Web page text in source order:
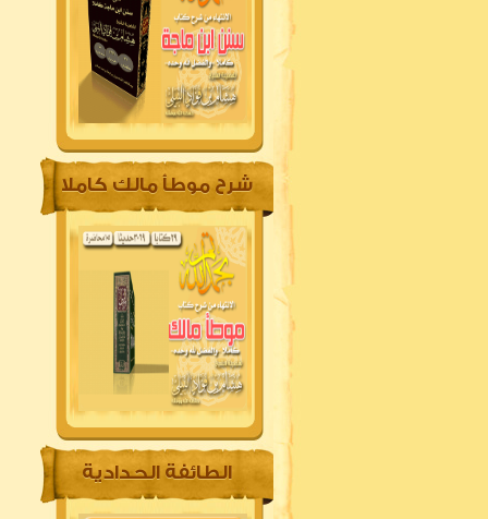
شرح موطأ مالك كاملا
الطائفة الحدادية